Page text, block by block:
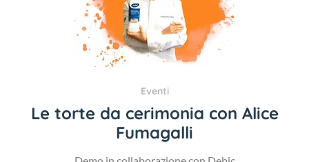
Eventi
Le torte da cerimonia con Alice
Fumagalli